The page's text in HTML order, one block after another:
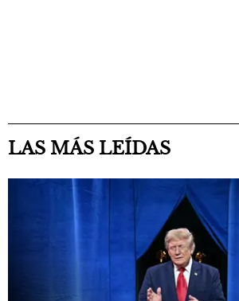
LAS MÁS LEÍDAS